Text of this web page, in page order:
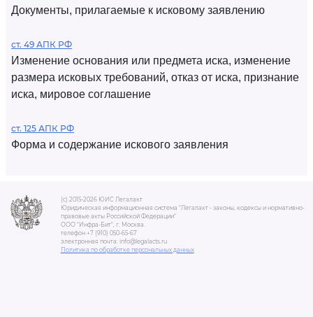
Документы, прилагаемые к исковому заявлению
ст. 49 АПК РФ
Изменение основания или предмета иска, изменение
размера исковых требований, отказ от иска, признание
иска, мировое соглашение
ст. 125 АПК РФ
Форма и содержание искового заявления
(c) 2015-2026 ЮИС Легалакт
Юридическая информационная система "Легалакт - законы, кодексы и нормативно-
правовые акты Российской Федерации"
ООО "Инфра-Бит", г. Москва.
телефон +7 (910) 050-65-67
электронная почта: info@legalacts.ru
Политика по обработке персональных данных